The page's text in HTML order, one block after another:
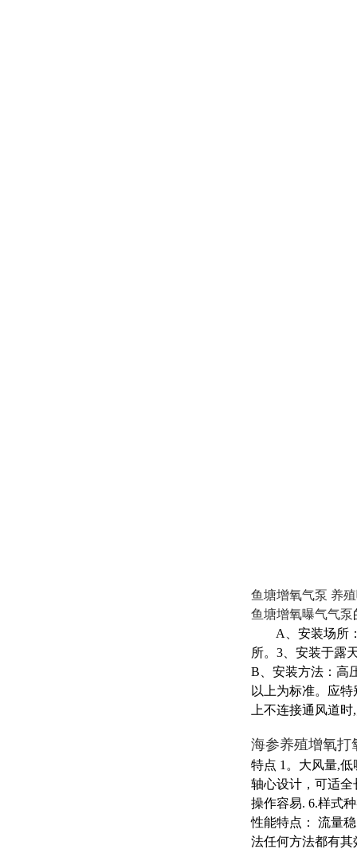
鱼塘增氧气泵 养
鱼塘增氧曝气气泵
A、安装场所：
所。3、安装于
B、安装方法：高
以上为标准。应
上不连接通风道
海参养殖增氧打
特点 1。大风量,
轴心设计，可适
操作容易. 6.样式
性能特点： 流量
法任何方法都有